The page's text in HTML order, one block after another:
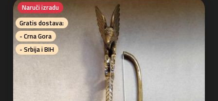
Naruči izradu
Gratis dostava:
- Crna Gora
- Srbija i BIH